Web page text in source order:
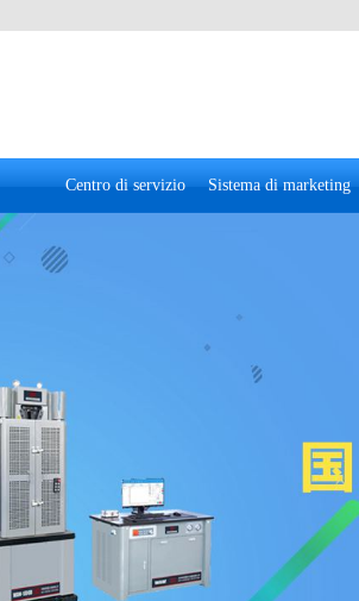
Centro di servizio Sistema di marketing